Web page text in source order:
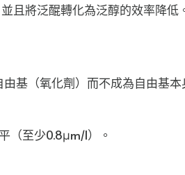
且將泛醌轉化為泛醇的效率降低
基（氧化劑）而不成為自由基本
（至少0.8μm/l）。